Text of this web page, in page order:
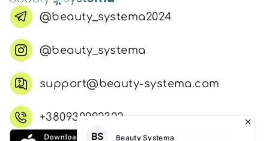
@beauty_systema2024
@beauty_systema
support@beauty-systema.com
+380930992322